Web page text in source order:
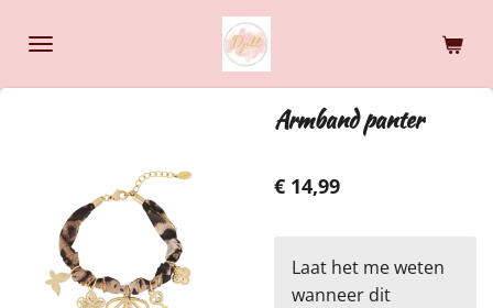
direct
Armband panter
€ 14,99
Laat het me weten
wanneer dit